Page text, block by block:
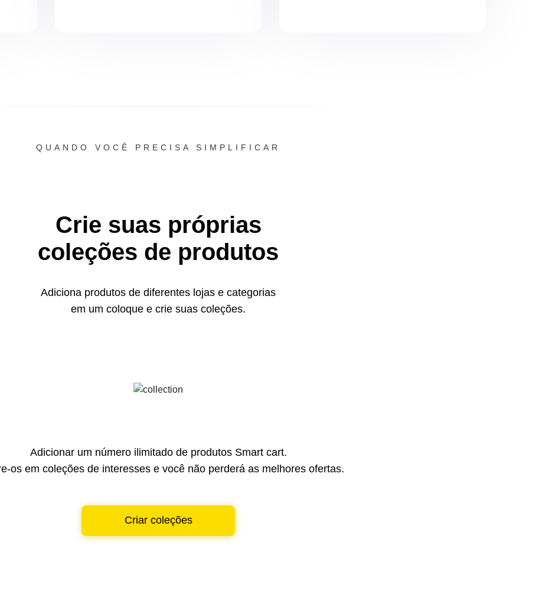
QUANDO VOCÊ PRECISA SIMPLIFICAR
Crie suas próprias
coleções de produtos
Adiciona produtos de diferentes lojas e categorias
em um coloque e crie suas coleções.
Adicionar um número ilimitado de produtos Smart cart.
os em coleções de interesses e você não perderá as melhores ofertas.
Criar coleções